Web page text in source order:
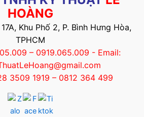
HOÀNG
Khu Phố 2, P. Bình Hưng Hòa,
TPHCM
– 0919.065.009 - Email:
3509 1919 – 0812 364 499